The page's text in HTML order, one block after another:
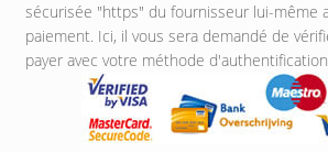
sécurisée "https" du fournisseur lui-même
paiement. Ici, il vous sera demandé de
payer avec votre méthode